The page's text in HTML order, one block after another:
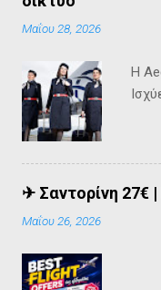
Μαΐου 28, 2026
Η
✈ Σαντορίνη 27€
Μαΐου 26, 2026